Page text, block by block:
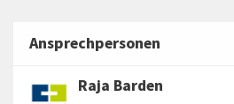
Ansprechpersonen
Raja Barden